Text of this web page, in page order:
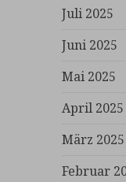
Juli 2025
Juni 2025
Mai 2025
April 2025
März 2025
Februar